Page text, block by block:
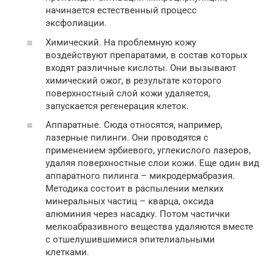
начинается естественный процесс
эксфолиации.
Химический. На проблемную кожу
воздействуют препаратами, в состав которых
входят различные кислоты. Они вызывают
химический ожог, в результате которого
поверхностный слой кожи удаляется,
запускается регенерация клеток.
Аппаратные. Сюда относятся, например,
лазерные пилинги. Они проводятся с
применением эрбиевого, углекислого лазеров,
удаляя поверхностные слои кожи. Еще один вид
аппаратного пилинга – микродермабразия.
Методика состоит в распылении мелких
минеральных частиц – кварца, оксида
алюминия через насадку. Потом частички
мелкоабразивного вещества удаляются вместе
с отшелушившимися эпителиальными
клетками.